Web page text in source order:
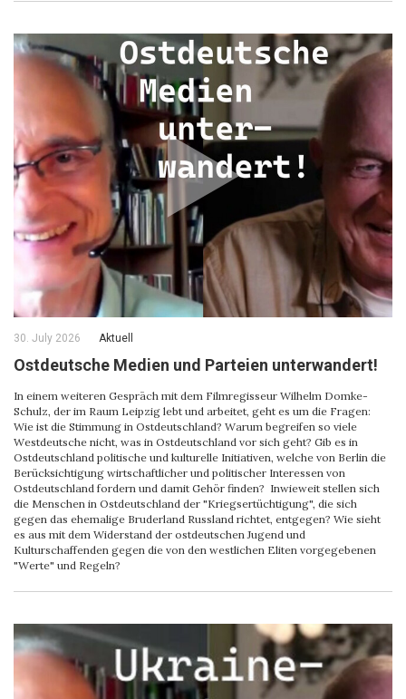
30. July 2026 Aktuell
Ostdeutsche Medien und Parteien unterwandert!
In einem weiteren Gespräch mit dem Filmregisseur Wilhelm Domke-
Schulz, der im Raum Leipzig lebt und arbeitet, geht es um die Fragen:
Wie ist die Stimmung in Ostdeutschland? Warum begreifen so viele
Westdeutsche nicht, was in Ostdeutschland vor sich geht? Gib es in
Ostdeutschland politische und kulturelle Initiativen, welche von Berlin die
Berücksichtigung wirtschaftlicher und politischer Interessen von
Ostdeutschland fordern und damit Gehör finden? Inwieweit stellen sich
die Menschen in Ostdeutschland der "Kriegsertüchtigung", die sich
gegen das ehemalige Bruderland Russland richtet, entgegen? Wie sieht
es aus mit dem Widerstand der ostdeutschen Jugend und
Kulturschaffenden gegen die von den westlichen Eliten vorgegebenen
"Werte" und Regeln?